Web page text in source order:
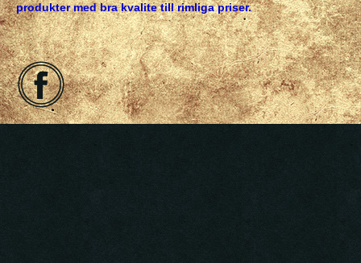
produkter med bra kvalite till rimliga priser.